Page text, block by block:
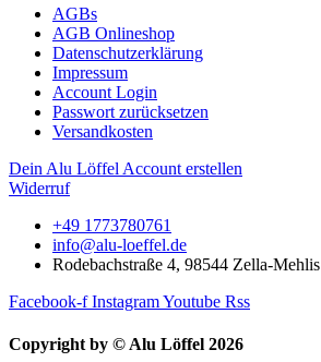
AGBs
AGB Onlineshop
Datenschutzerklärung
Impressum
Account Login
Passwort zurücksetzen
Versandkosten
Dein Alu Löffel Account erstellen
Widerruf
+49 1773780761
info@alu-loeffel.de
Rodebachstraße 4, 98544 Zella-Mehlis
Facebook-f InstagramYoutube Rss
Copyright by © Alu Löffel 2026